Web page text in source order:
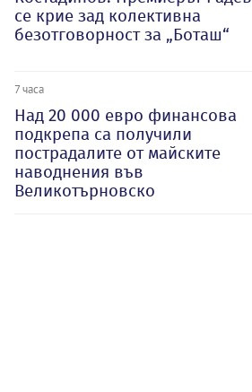
се крие зад колективна
безотговорност за „Боташ“
7 часа
Над 20 000 евро финансова
подкрепа са получили
пострадалите от майските
наводнения във
Великотърновско